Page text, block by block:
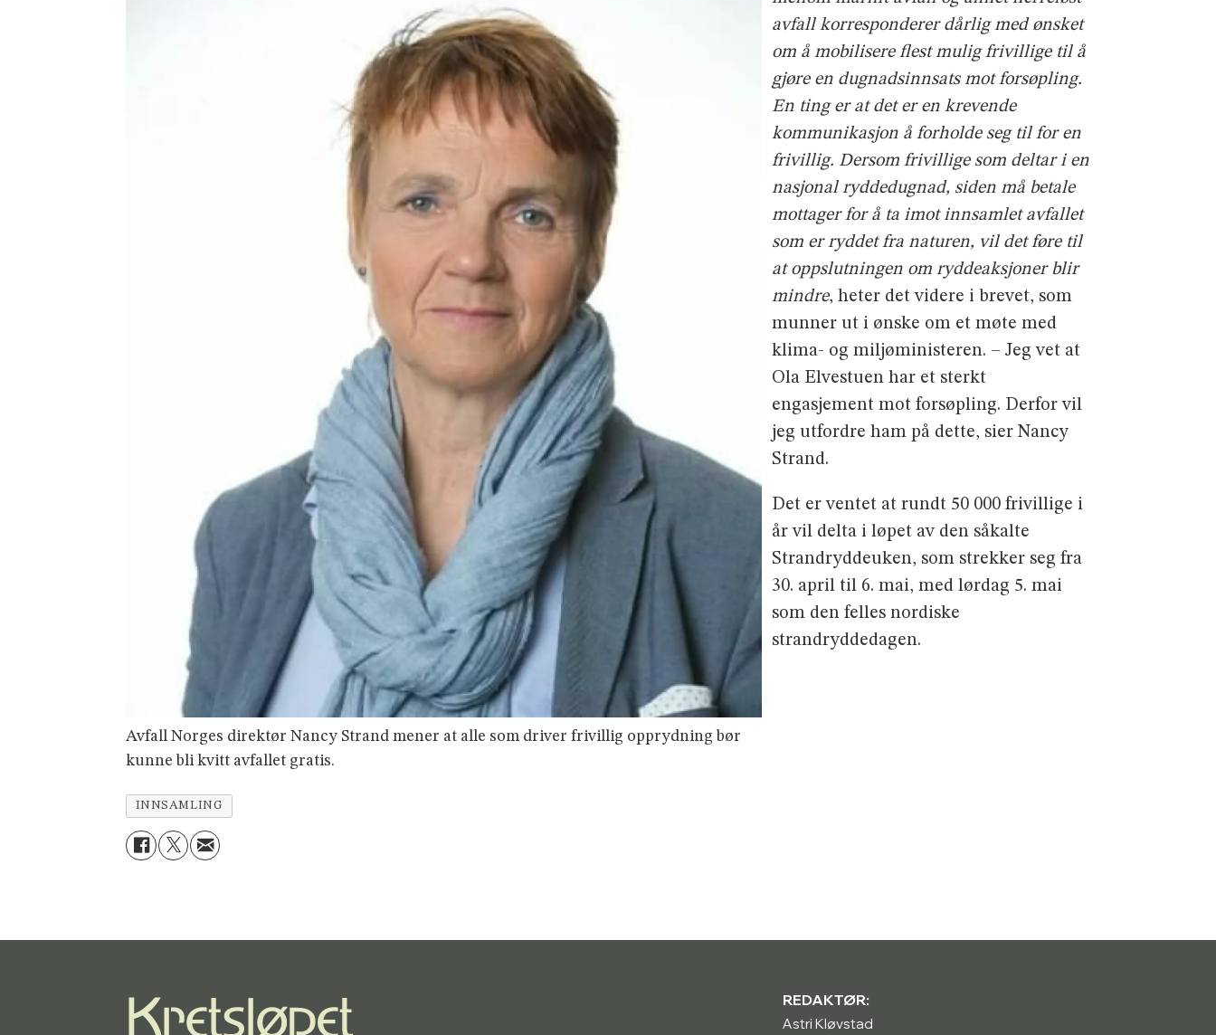
Avfall Norges direktør Nancy Strand mener at alle som driver frivillig opprydning bør
kunne bli kvitt avfallet gratis.
avfall korresponderer dårlig med ønsket
om å mobilisere flest mulig frivillige til å
gjøre en dugnadsinnsats mot forsøpling.
En ting er at det er en krevende
kommunikasjon å forholde seg til for en
frivillig. Dersom frivillige som deltar i en
nasjonal ryddedugnad, siden må betale
mottager for å ta imot innsamlet avfallet
som er ryddet fra naturen, vil det føre til
at oppslutningen om ryddeaksjoner blir
mindre, heter det videre i brevet, som
munner ut i ønske om et møte med
klima- og miljøministeren. – Jeg vet at
Ola Elvestuen har et sterkt
engasjement mot forsøpling. Derfor vil
jeg utfordre ham på dette, sier Nancy
Strand.
Det er ventet at rundt 50 000 frivillige i
år vil delta i løpet av den såkalte
Strandryddeuken, som strekker seg fra
30. april til 6. mai, med lørdag 5. mai
som den felles nordiske
strandryddedagen.
INNSAMLING
REDAKTØR:
Astri Kløvstad